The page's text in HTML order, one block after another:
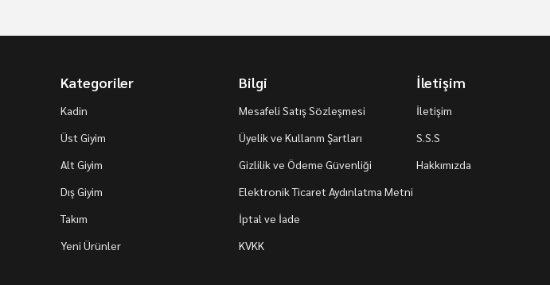
Kategoriler
Kadin
Üst Giyim
Alt Giyim
Dış Giyim
Takım
Yeni Ürünler
Bilgi
Mesafeli Satış Sözleşmesi
Üyelik ve Kullanm Şartları
Gizlilik ve Ödeme Güvenliği
Elektronik Ticaret Aydınlatma Metni
İptal ve İade
KVKK
İletişim
İletişim
S.S.S
Hakkımızda